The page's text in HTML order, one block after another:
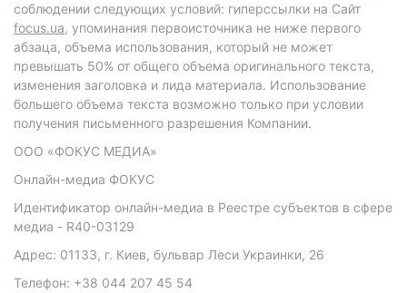
соблюдении следующих условий: гиперссылки на Сайт
focus.ua, упоминания первоисточника не ниже первого
абзаца, объема использования, который не может
превышать 50% от общего объема оригинального текста,
изменения заголовка и лида материала. Использование
большего объема текста возможно только при условии
получения письменного разрешения Компании.
ООО «ФОКУС МЕДИА»
Онлайн-медиа ФОКУС
Идентификатор онлайн-медиа в Реестре субъектов в сфере
медиа - R40-03129
Адрес: 01133, г. Киев, бульвар Леси Украинки, 26
Телефон: +38 044 207 45 54